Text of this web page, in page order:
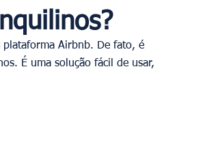
Airbnb. De fato, é
É uma solução fácil de usar,